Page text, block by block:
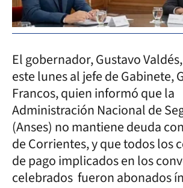
El gobernador, Gustavo
este lunes al jefe de Gabinete,
Francos, quien informó que la
Administración Nacional de
(Anses) no mantiene deuda
de Corrientes, y que todos los
de pago implicados en los
celebrados fueron abonados